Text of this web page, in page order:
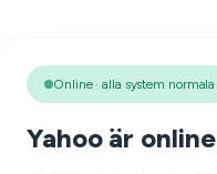
Online · alla system normala
Yahoo är online